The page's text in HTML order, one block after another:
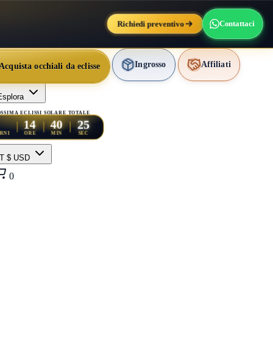
Richiedi preventivo Contattaci
occhiali da eclisse Ingrosso Affiliati
ECLISSI SOLARE TOTALE
14
ORE
40
MIN
23
SEC
$ USD
0